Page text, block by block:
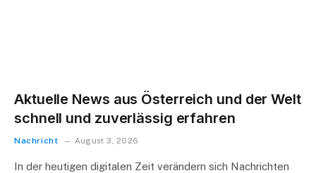
Aktuelle News aus Österreich und der Welt
schnell und zuverlässig erfahren
Nachricht August 3, 2026
In der heutigen digitalen Zeit verändern sich Nachrichten